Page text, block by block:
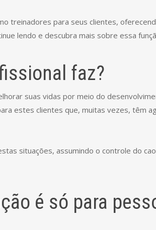
treinadores para seus clientes,
lendo e descubra mais sobre essa
faz?
suas vidas por meio do
estes clientes que, muitas vezes, têm
situações, assumindo o controle do
é só para